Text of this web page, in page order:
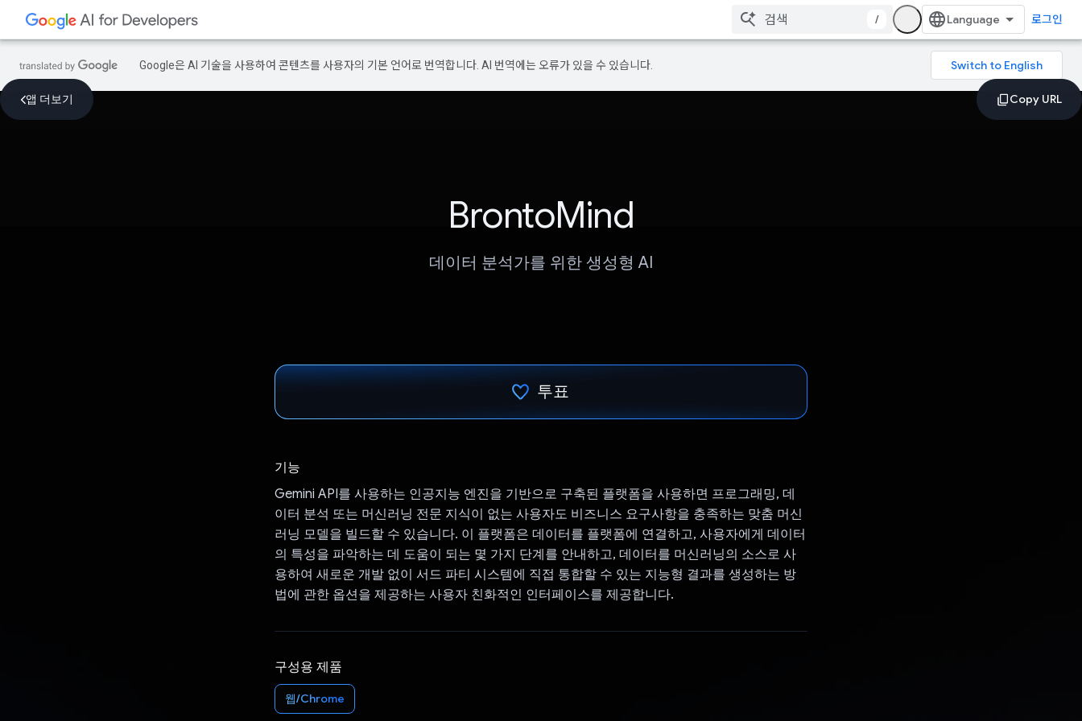
/ 로그인
Google은 AI 기술을 사용하여 콘텐츠를 사용자의 기본 언어로 번역합니다. AI 번역에는 오류가 있을 수 있습니다.
앱 더보기
BrontoMind
데이터 분석가를 위한 생성형 AI
투표
기능
Gemini API를 사용하는 인공지능 엔진을 기반으로 구축된 플랫폼을 사용하면 프로그래밍, 데
이터 분석 또는 머신러닝 전문 지식이 없는 사용자도 비즈니스 요구사항을 충족하는 맞춤 머신
러닝 모델을 빌드할 수 있습니다. 이 플랫폼은 데이터를 플랫폼에 연결하고, 사용자에게 데이터
의 특성을 파악하는 데 도움이 되는 몇 가지 단계를 안내하고, 데이터를 머신러닝의 소스로 사
용하여 새로운 개발 없이 서드 파티 시스템에 직접 통합할 수 있는 지능형 결과를 생성하는 방
법에 관한 옵션을 제공하는 사용자 친화적인 인터페이스를 제공합니다.
구성용 제품
웹/Chrome